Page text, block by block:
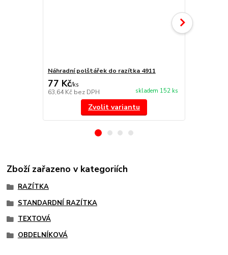
Náhradní polštářek do razítka 4911
77 Kč/ks
63,64 Kč bez DPH skladem 152 ks
Zvolit variantu
Zboží zařazeno v kategoriích
RAZÍTKA
STANDARDNÍ RAZÍTKA
TEXTOVÁ
OBDELNÍKOVÁ